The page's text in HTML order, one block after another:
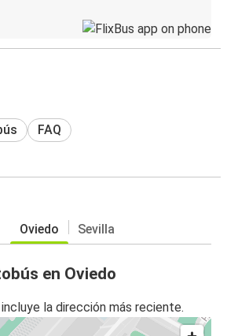
FAQ
Oviedo Sevilla
en Oviedo
la dirección más reciente.